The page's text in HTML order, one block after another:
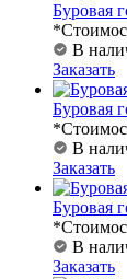
Буровая
В
Заказать
Буровая
В
Заказать
Буровая
В
Заказать